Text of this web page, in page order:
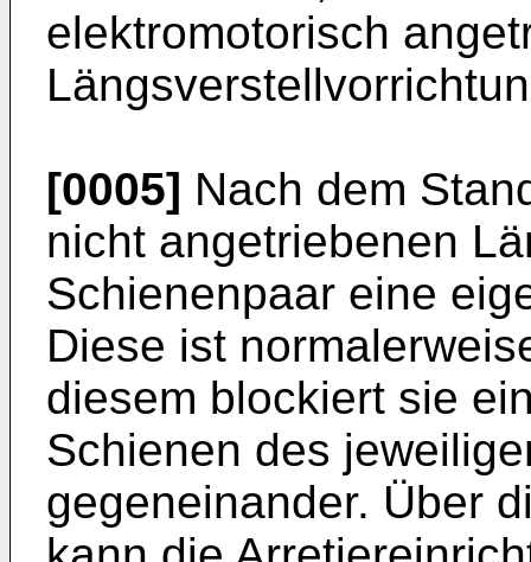
elektromotorisch
[0005] Nach dem
nicht angetriebenen
Schienenpaar eine
Diese ist
diesem blockiert sie
Schienen des
gegeneinander. Über